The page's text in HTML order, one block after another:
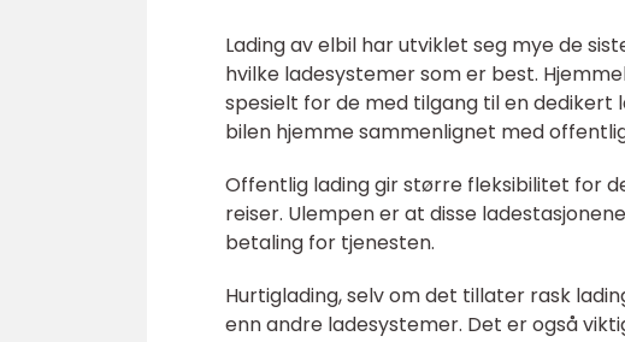
Lading av elbil har utviklet seg mye de
hvilke ladesystemer som er best.
spesielt for de med tilgang til en dedikert
bilen hjemme sammenlignet med
Offentlig lading gir større fleksibilitet for
reiser. Ulempen er at disse
betaling for tjenesten.
Hurtiglading, selv om det tillater rask
enn andre ladesystemer. Det er også